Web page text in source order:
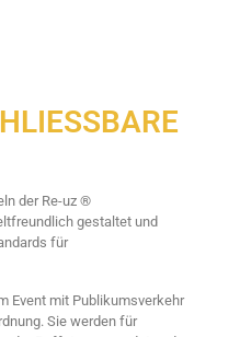
der Re-uz ®
gestaltet und
für
Event mit Publikumsverkehr
Sie werden für